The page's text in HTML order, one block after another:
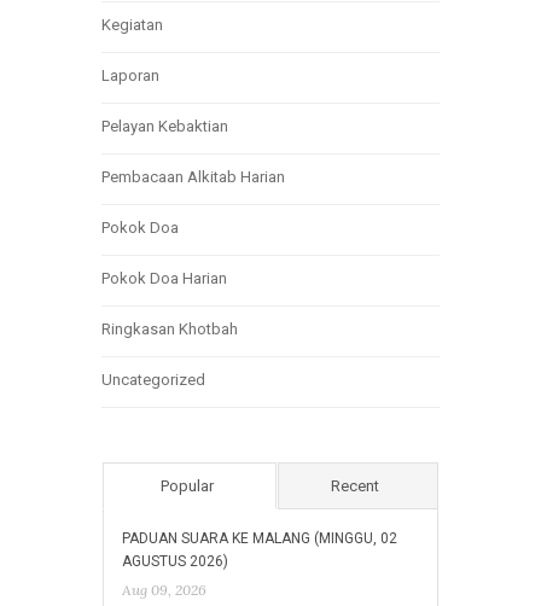
Kegiatan
Laporan
Pelayan Kebaktian
Pembacaan Alkitab Harian
Pokok Doa
Pokok Doa Harian
Ringkasan Khotbah
Uncategorized
Popular Recent
PADUAN SUARA KE MALANG (MINGGU, 02
AGUSTUS 2026)
Aug 09, 2026